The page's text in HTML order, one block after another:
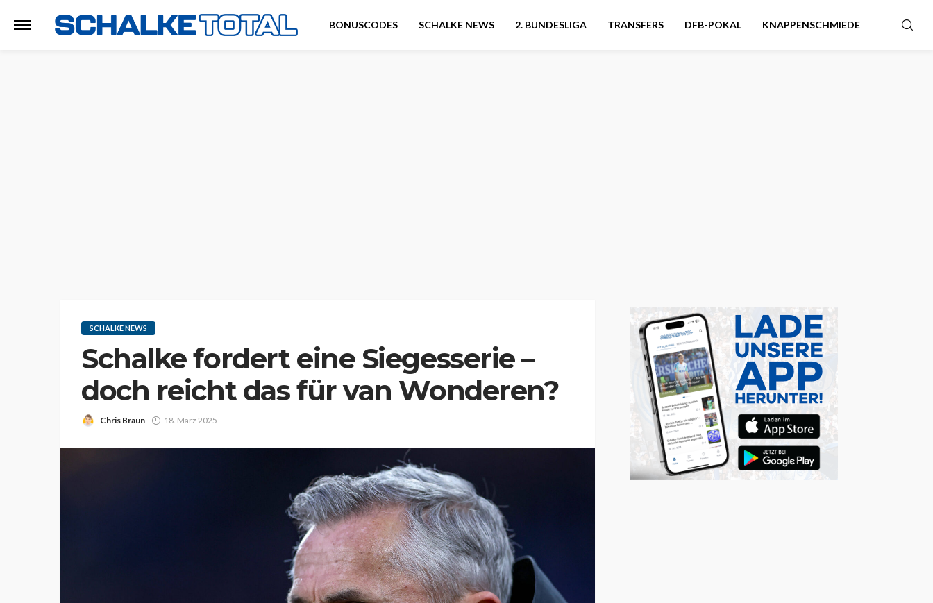
BONUSCODES SCHALKE NEWS 2. BUNDESLIGA TRANSFERS DFB-POKAL KNAPPENSCHMIEDE
SCHALKE NEWS
Schalke fordert eine Siegesserie –
doch reicht das für van Wonderen?
Chris Braun 18. März 2025